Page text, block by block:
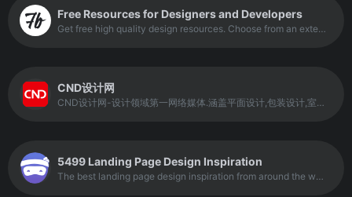
Free Resources for Designers and Developers
Get free high quality design resources. Choose from an extensive selection of fonts, graphic and HTML templates, icons, mockups, and more!
CND设计网
CND设计网-设计领域第一网络媒体.涵盖平面设计,包装设计,室内设计,工业设计,网页设计,插画设计,艺术设计,摄影等.发布设计行业新闻资讯,人物赛事,为设计师提供有效传播和服务,设计网络首选品牌
5499 Landing Page Design Inspiration
The best landing page design inspiration from around the web. Lapa Ninja is created to help designers find inspiration, learn and improve design skills. The contents are selected from the best designs, and daily updated.